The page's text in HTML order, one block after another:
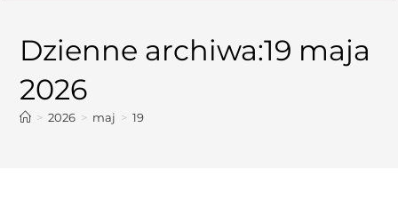
Dzienne archiwa:19 maja
2026
> 2026 > maj > 19